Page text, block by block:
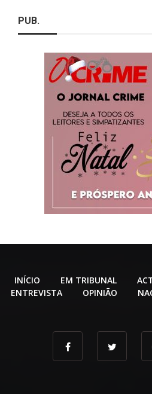
PUB.
INÍCIO EM TRIBUNAL
ENTREVISTA
OPINIÃO